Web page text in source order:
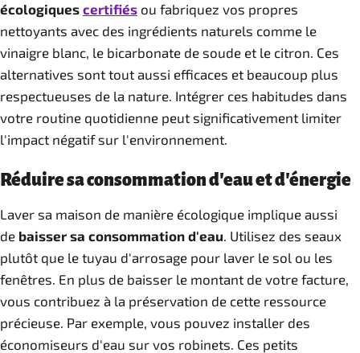
écologiques certifiés ou fabriquez vos propres
nettoyants avec des ingrédients naturels comme le
vinaigre blanc, le bicarbonate de soude et le citron. Ces
alternatives sont tout aussi efficaces et beaucoup plus
respectueuses de la nature. Intégrer ces habitudes dans
votre routine quotidienne peut significativement limiter
l'impact négatif sur l'environnement.
Réduire sa consommation d'eau et d'énergie
Laver sa maison de manière écologique implique aussi
de baisser sa consommation d'eau. Utilisez des seaux
plutôt que le tuyau d'arrosage pour laver le sol ou les
fenêtres. En plus de baisser le montant de votre facture,
vous contribuez à la préservation de cette ressource
précieuse. Par exemple, vous pouvez installer des
économiseurs d'eau sur vos robinets. Ces petits